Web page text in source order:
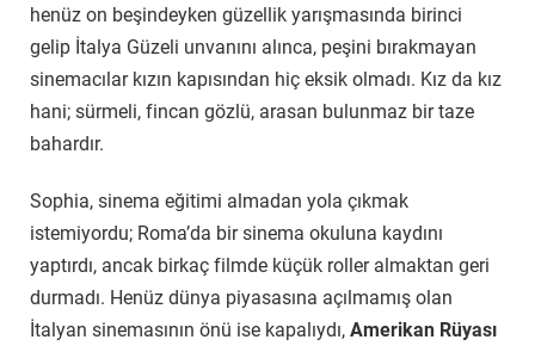
henüz on beşindeyken güzellik yarışmasında birinci
gelip İtalya Güzeli unvanını alınca, peşini bırakmayan
sinemacılar kızın kapısından hiç eksik olmadı. Kız da kız
hani; sürmeli, fincan gözlü, arasan bulunmaz bir taze
bahardır.
Sophia, sinema eğitimi almadan yola çıkmak
istemiyordu; Roma’da bir sinema okuluna kaydını
yaptırdı, ancak birkaç filmde küçük roller almaktan geri
durmadı. Henüz dünya piyasasına açılmamış olan
İtalyan sinemasının önü ise kapalıydı, Amerikan Rüyası